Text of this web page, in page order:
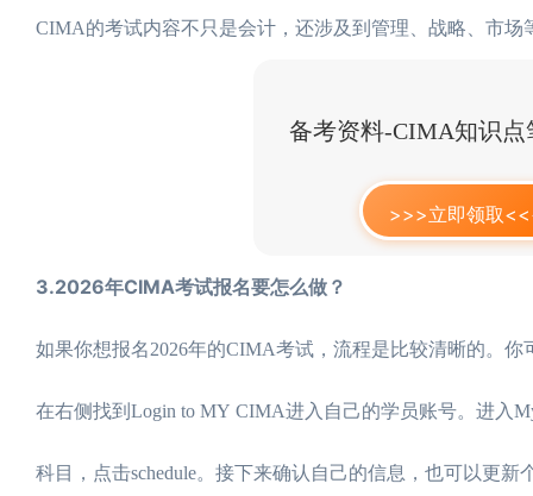
CIMA的考试内容不只是会计，还涉及到管理、战略、市
备考资料-CIMA知识点
>>>立即领取
3.2026年CIMA考试报名要怎么做？
如果你想报名2026年的CIMA考试，流程是比较清晰的。
在右侧找到Login to MY CIMA进入自己的学员账号。进入
科目，点击schedule。接下来确认自己的信息，也可以更